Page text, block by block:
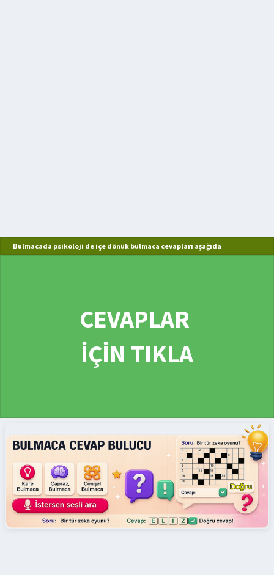
Bulmacada psikoloji de içe dönük bulmaca cevapları aşağıda
CEVAPLAR
İÇİN TIKLA